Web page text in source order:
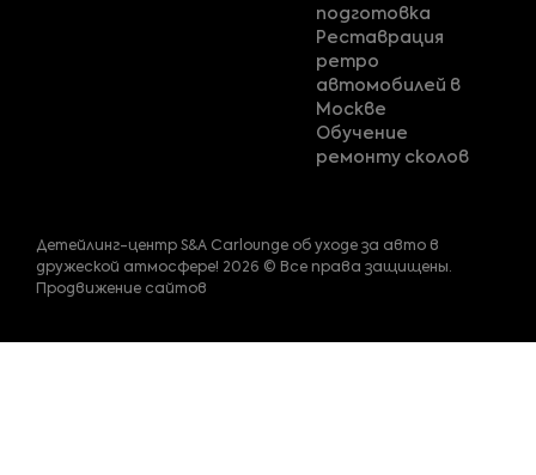
подготовка
Реставрация
ретро
автомобилей в
Москве
Обучение
ремонту сколов
Детейлинг-центр S&A Carlounge об уходе за авто в
дружеской атмосфере! 2026 © Все права защищены.
Продвижение сайтов